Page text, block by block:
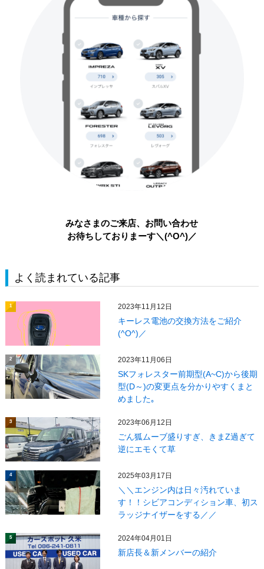
みなさまのご来店、お問い合わせ
お待ちしておりまーす＼(^O^)／
よく読まれている記事
1 2023年11月12日
キーレス電池の交換方法をご紹介
(^O^)／
2 2023年11月06日
SKフォレスター前期型(A~C)から後期
型(D～)の変更点を分かりやすくまと
めました｡
3 2023年06月12日
ごん狐ムーブ盛りすぎ、きまZ過ぎて
逆にエモくて草
4 2025年03月17日
＼＼エンジン内は日々汚れていま
す！！シビアコンディション車、初ス
ラッジナイザーをする／／
5 2024年04月01日
新店長＆新メンバーの紹介